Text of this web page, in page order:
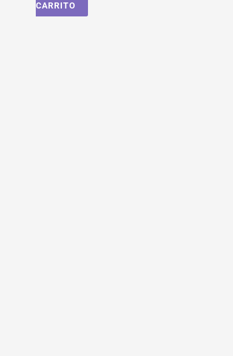
CARRITO